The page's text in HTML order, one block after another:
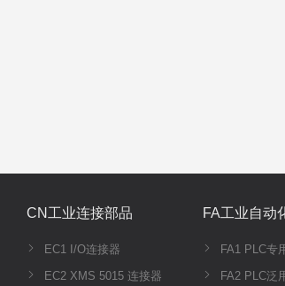
CN工业连接部品
EC1 I/O连接器
EC2 XMS 5015 连接器
FA工业自动
FA1 PLC专
FA2 PLC泛